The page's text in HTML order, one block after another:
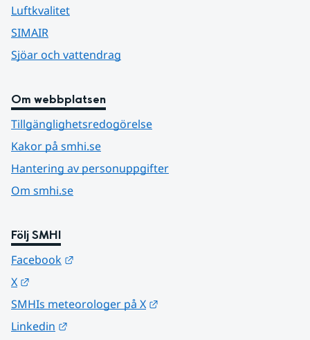
Luftkvalitet
SIMAIR
Sjöar och vattendrag
Om webbplatsen
Tillgänglighetsredogörelse
Kakor på smhi.se
Hantering av personuppgifter
Om smhi.se
Följ SMHI
Facebook
X
SMHIs meteorologer på X
Linkedin